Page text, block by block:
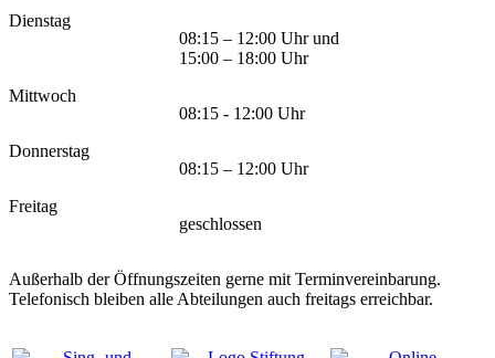
Dienstag
08:15 – 12:00 Uhr und
15:00 – 18:00 Uhr
Mittwoch
08:15 - 12:00 Uhr
Donnerstag
08:15 – 12:00 Uhr
Freitag
geschlossen
Außerhalb der Öffnungszeiten gerne mit Terminvereinbarung.
Telefonisch bleiben alle Abteilungen auch freitags erreichbar.